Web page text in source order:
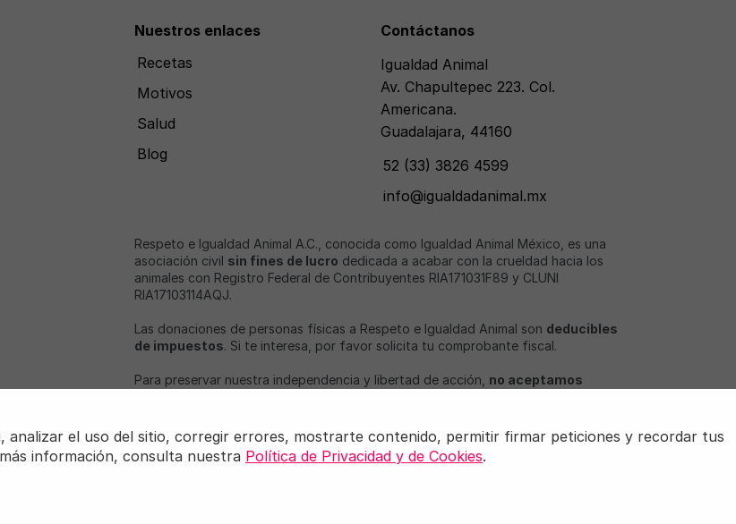
Nuestros enlaces
Recetas
Motivos
Salud
Blog
Contáctanos
Igualdad Animal
Av. Chapultepec 223. Col.
Americana.
Guadalajara, 44160
52 (33) 3826 4599
info@igualdadanimal.mx
Respeto e Igualdad Animal A.C., conocida como Igualdad Animal México, es una
asociación civil sin fines de lucro dedicada a acabar con la crueldad hacia los
animales con Registro Federal de Contribuyentes RIA171031F89 y CLUNI
RIA17103114AQJ.
Las donaciones de personas físicas a Respeto e Igualdad Animal son deducibles
de impuestos. Si te interesa, por favor solicita tu comprobante fiscal.
Para preservar nuestra independencia y libertad de acción, no aceptamos
Igualdad Animal, iAnimal y Love Veg son marcas registradas de Igualdad Animal.
analizar el uso del sitio, corregir errores, mostrarte contenido, permitir firmar peticiones y recordar tus
información, consulta nuestra Política de Privacidad y de Cookies.